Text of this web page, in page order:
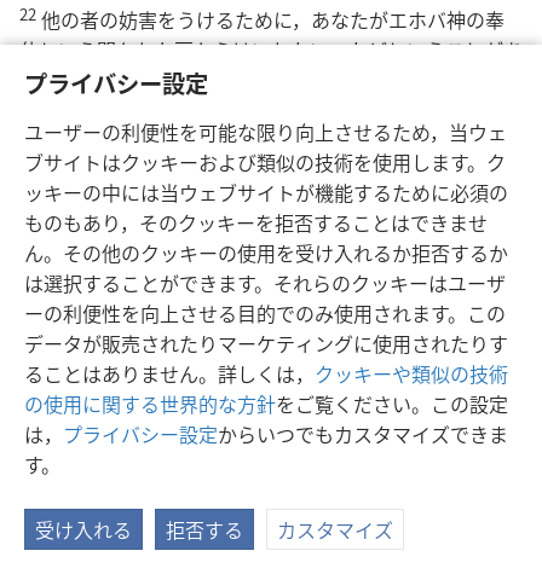
プライバシー設定
ユーザーの利便性を可能な限り向上させるため，当ウェ
ブサイトはクッキーおよび類似の技術を使用します。ク
ッキーの中には当ウェブサイトが機能するために必須の
ものもあり，そのクッキーを拒否することはできませ
ん。その他のクッキーの使用を受け入れるか拒否するか
は選択することができます。それらのクッキーはユーザ
ーの利便性を向上させる目的でのみ使用されます。この
データが販売されたりマーケティングに使用されたりす
ることはありません。詳しくは， クッキーや類似の技術
の使用に関する世界的な方針をご覧ください。この設定
は， プライバシー設定からいつでもカスタマイズできま
す。
受け入れる 拒否する カスタマイズ
22 他の者の妨害をうけるために，あなたがエホバ神の奉
仕という開かれた戸からはいれない，などということがあ
ってはなりません。あなたが時代の緊急性を認識している
あなたの学んだ真理を愛しているということをエホバに示
しなさい。真心こめて御国奉仕にはげむことにより，それ
をあなたの隣人と分かちなさい。これは終わってしまうわ
ざです。それで，いま楽しみなさい。（エレミヤ 31:34
諸国家と共々にハルマゲドンの滅びをうけるのをさけるた
め霊的に目ざめていなさい。幸福な者たちの中にいなさ
い，時代に目ざめていなさい，エホバの制度の一部として
あなたの家族および会衆と共々に，奉仕する機会に目ざめ
ていなさい。そうするなら，あなたもエホバの是認を受け
て，キリストがハルマゲドンの検閲をする後の新しい世で
生命を得るでしょう。これは信仰を持つ人々に対する幸福
な将来であります。